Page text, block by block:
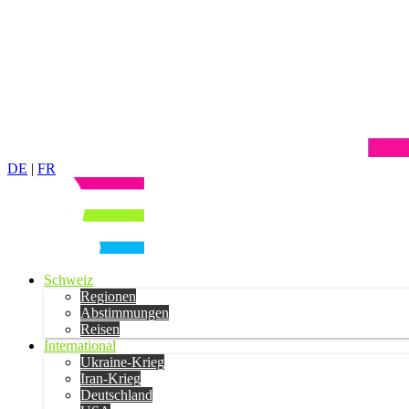
DE | FR
Schweiz
Regionen
Abstimmungen
Reisen
International
Ukraine-Krieg
Iran-Krieg
Deutschland